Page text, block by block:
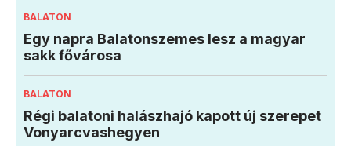
BALATON
Egy napra Balatonszemes lesz a magyar
sakk fővárosa
BALATON
Régi balatoni halászhajó kapott új szerepet
Vonyarcvashegyen